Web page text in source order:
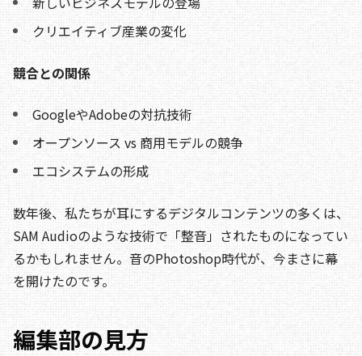
クリエイティブ産業の変化
競合との関係
GoogleやAdobeの対抗技術
オープンソース vs 商用モデルの競争
エコシステムの形成
数年後、私たちが耳にするデジタルコンテンツの多くは、
SAM Audioのような技術で「整音」されたものになってい
るかもしれません。音のPhotoshop時代が、今まさに幕
を開けたのです。
編集部の見方